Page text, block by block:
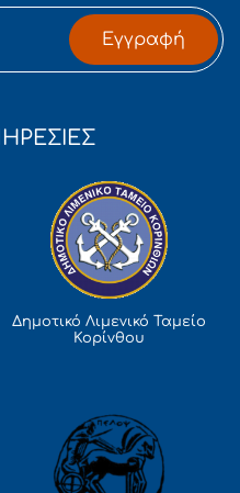
Εγγραφή
Δημοτικό Λιμενικό Ταμείο
Κορίνθου